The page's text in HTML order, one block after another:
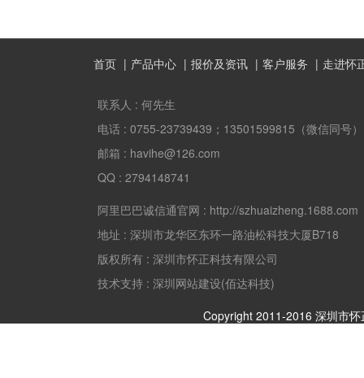
首页 产品中心 报价及资讯 客户服务 走进怀
联系人 : 何先生
电话 : 0755-23739439；13501599815（微信同号）
邮箱 : havihe@126.com
QQ : 2794148741
阿里巴巴诚信通官网 : http://szhuaizheng.1688.com
地址 : 深圳市龙华区东环一路油松科技大厦B718
版权所有 : 深圳市怀正科技有限公司
技术支持 : 深圳网站建设(佰达科技)
Copyright 2011-2016 深圳市